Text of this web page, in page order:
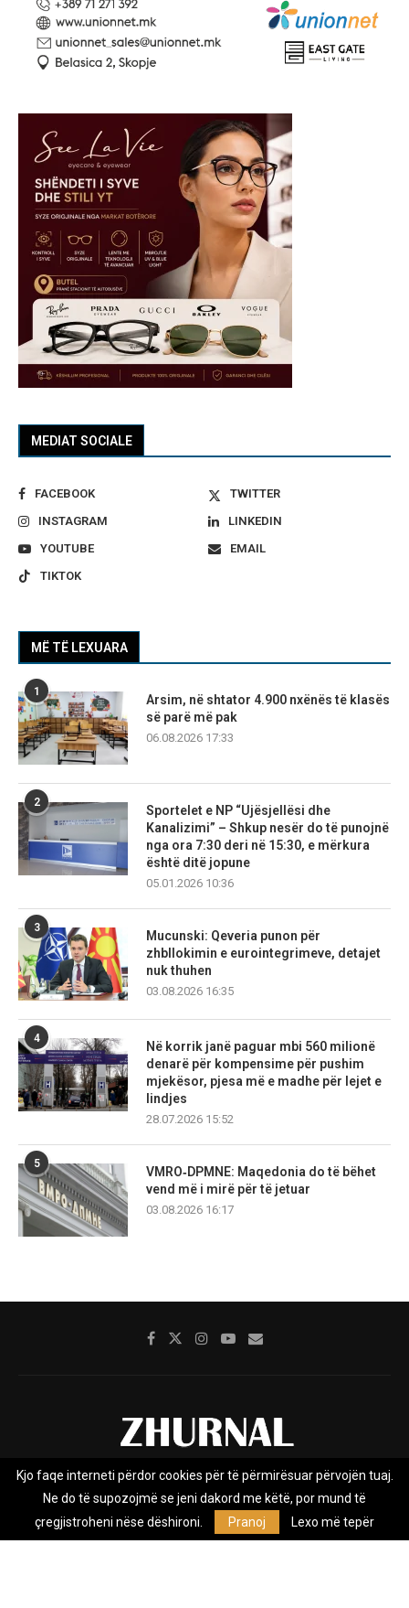
MEDIAT SOCIALE
FACEBOOK
TWITTER
INSTAGRAM
LINKEDIN
YOUTUBE
EMAIL
TIKTOK
MË TË LEXUARA
1
Arsim, në shtator 4.900 nxënës të klasës
së parë më pak
06.08.2026 17:33
2
Sportelet e NP “Ujësjellësi dhe
Kanalizimi” – Shkup nesër do të punojnë
nga ora 7:30 deri në 15:30, e mërkura
është ditë jopune
05.01.2026 10:36
3
Mucunski: Qeveria punon për
zhbllokimin e eurointegrimeve, detajet
nuk thuhen
03.08.2026 16:35
4
Në korrik janë paguar mbi 560 milionë
denarë për kompensime për pushim
mjekësor, pjesa më e madhe për lejet e
lindjes
28.07.2026 15:52
5
VMRO‑DPMNE: Maqedonia do të bëhet
vend më i mirë për të jetuar
03.08.2026 16:17
Rreth nesh Impresumi Marketing
Kontakt
Privacy Policy
Zhurnal.mk është Agjenci e Lajmeve e pavarur, e themeluar në vitin
Kjo faqe interneti përdor cookies për të përmirësuar përvojën tuaj.
Ne do të supozojmë se jeni dakord me këtë, por mund të
çregjistroheni nëse dëshironi.
Pranoj Lexo më tepër